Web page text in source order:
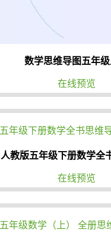
数学思维导图五年
在线预览
人教版五年级下册数学全
在线预览